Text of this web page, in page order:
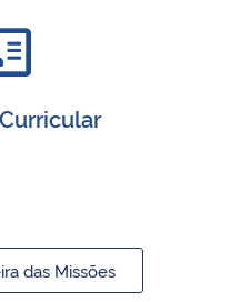
das Missões